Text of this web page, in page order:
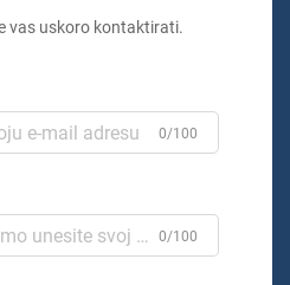
vas uskoro kontaktirati.
0/100
0/100